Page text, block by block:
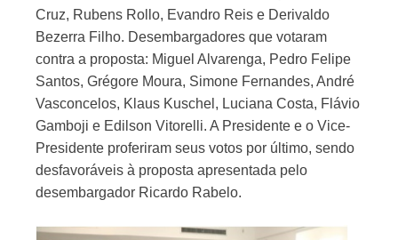
Cruz, Rubens Rollo, Evandro Reis e Derivaldo
Bezerra Filho. Desembargadores que votaram
contra a proposta: Miguel Alvarenga, Pedro Felipe
Santos, Grégore Moura, Simone Fernandes, André
Vasconcelos, Klaus Kuschel, Luciana Costa, Flávio
Gamboji e Edilson Vitorelli. A Presidente e o Vice-
Presidente proferiram seus votos por último, sendo
desfavoráveis à proposta apresentada pelo
desembargador Ricardo Rabelo.